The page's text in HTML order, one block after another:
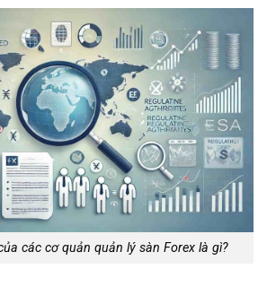
các cơ quản quản lý sàn Forex là gì?